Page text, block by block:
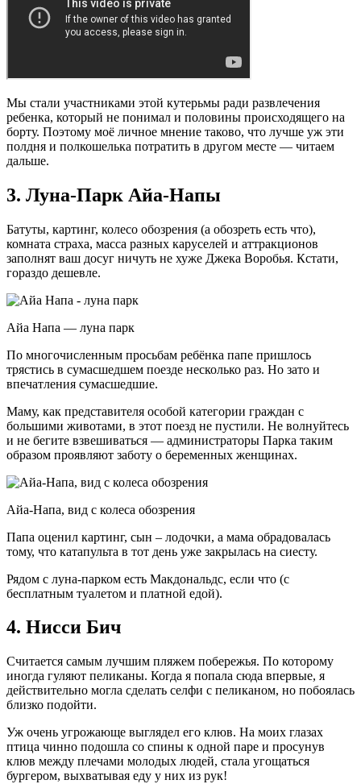
Мы стали участниками этой кутерьмы ради развлечения
ребенка, который не понимал и половины происходящего на
борту. Поэтому моё личное мнение таково, что лучше уж эти
полдня и полкошелька потратить в другом месте — читаем
дальше.
3. Луна-Парк Айа-Напы
Батуты, картинг, колесо обозрения (а обозреть есть что),
комната страха, масса разных каруселей и аттракционов
заполнят ваш досуг ничуть не хуже Джека Воробья. Кстати,
гораздо дешевле.
Айа Напа — луна парк
По многочисленным просьбам ребёнка папе пришлось
трястись в сумасшедшем поезде несколько раз. Но зато и
впечатления сумасшедшие.
Маму, как представителя особой категории граждан с
большими животами, в этот поезд не пустили. Не волнуйтесь
и не бегите взвешиваться — администраторы Парка таким
образом проявляют заботу о беременных женщинах.
Айа-Напа, вид с колеса обозрения
Папа оценил картинг, сын – лодочки, а мама обрадовалась
тому, что катапульта в тот день уже закрылась на сиесту.
Рядом с луна-парком есть Макдональдс, если что (с
бесплатным туалетом и платной едой).
4. Нисси Бич
Считается самым лучшим пляжем побережья. По которому
иногда гуляют пеликаны. Когда я попала сюда впервые, я
действительно могла сделать селфи с пеликаном, но побоялась
близко подойти.
Уж очень угрожающе выглядел его клюв. На моих глазах
птица чинно подошла со спины к одной паре и просунув
клюв между плечами молодых людей, стала угощаться
бургером, выхватывая еду у них из рук!